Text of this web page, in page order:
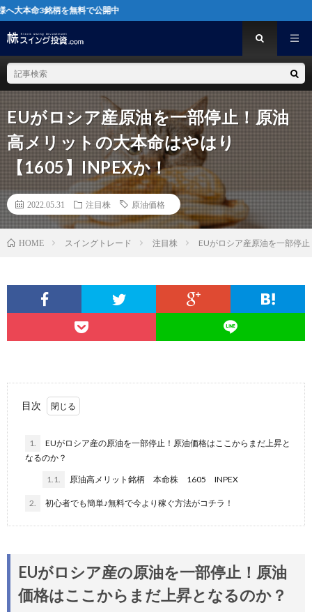
無料で公開中
EUがロシア産原油を一部停止！原油
高メリットの大本命はやはり
【1605】INPEXか！
2022.05.31 注目株 原油価格
HOME スイングトレード 注目株 EUがロシア産原油を一部停
目次
1.
EUがロシア産の原油を一部停止！原油価格はここからまだ上昇と
なるのか？
1.1. 原油高メリット銘柄 本命株 1605 INPEX
2. 初心者でも簡単♪無料で今より稼ぐ方法がコチラ！
EUがロシア産の原油を一部停止！原油
価格はここからまだ上昇となるのか？